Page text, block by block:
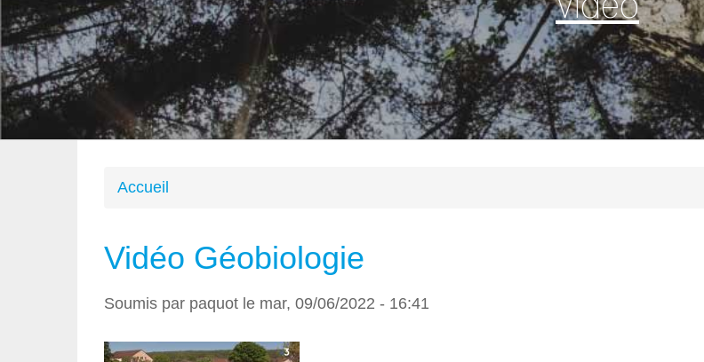
êtes
ici
Accueil
Vidéo Géobiologie
Soumis par paquot le mar, 09/06/2022 - 16:41